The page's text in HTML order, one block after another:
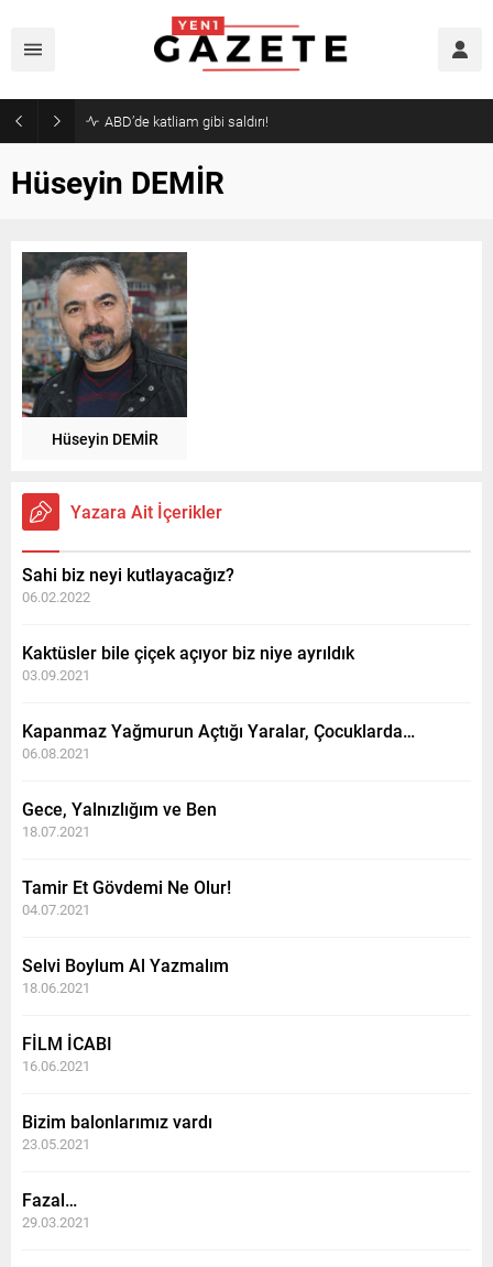
ABD’de katliam gibi saldırı!
Hüseyin DEMİR
Hüseyin DEMİR
Yazara Ait İçerikler
Sahi biz neyi kutlayacağız?
06.02.2022
Kaktüsler bile çiçek açıyor biz niye ayrıldık
03.09.2021
Kapanmaz Yağmurun Açtığı Yaralar, Çocuklarda…
06.08.2021
Gece, Yalnızlığım ve Ben
18.07.2021
Tamir Et Gövdemi Ne Olur!
04.07.2021
Selvi Boylum Al Yazmalım
18.06.2021
FİLM İCABI
16.06.2021
Bizim balonlarımız vardı
23.05.2021
Fazal…
29.03.2021